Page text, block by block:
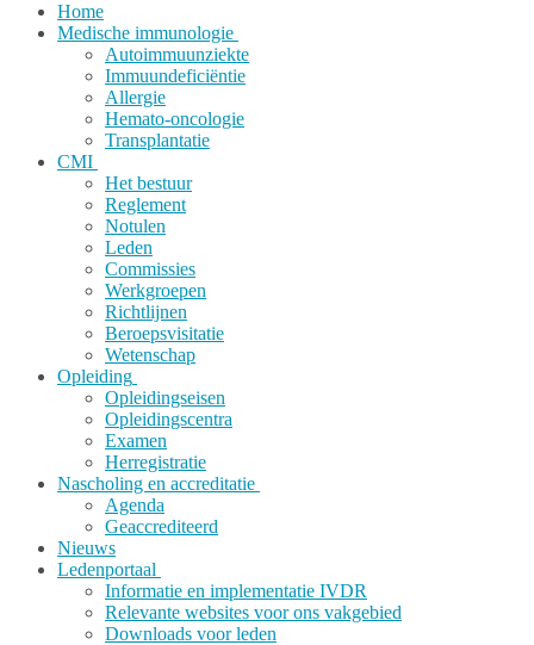
Home
Medische immunologie
Autoimmuunziekte
Immuundeficiëntie
Allergie
Hemato-oncologie
Transplantatie
CMI
Het bestuur
Reglement
Notulen
Leden
Commissies
Werkgroepen
Richtlijnen
Beroepsvisitatie
Wetenschap
Opleiding
Opleidingseisen
Opleidingscentra
Examen
Herregistratie
Nascholing en accreditatie
Agenda
Geaccrediteerd
Nieuws
Ledenportaal
Informatie en implementatie IVDR
Relevante websites voor ons vakgebied
Downloads voor leden